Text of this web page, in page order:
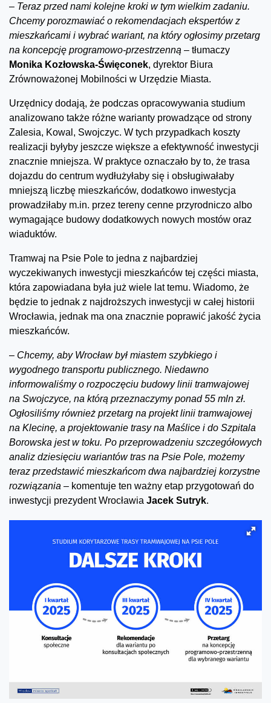
– Teraz przed nami kolejne kroki w tym wielkim zadaniu.
Chcemy porozmawiać o rekomendacjach ekspertów z
mieszkańcami i wybrać wariant, na który ogłosimy przetarg
na koncepcję programowo-przestrzenną – tłumaczy
Monika Kozłowska-Święconek, dyrektor Biura
Zrównoważonej Mobilności w Urzędzie Miasta.
Urzędnicy dodają, że podczas opracowywania studium
analizowano także różne warianty prowadzące od strony
Zalesia, Kowal, Swojczyc. W tych przypadkach koszty
realizacji byłyby jeszcze większe a efektywność inwestycji
znacznie mniejsza. W praktyce oznaczało by to, że trasa
dojazdu do centrum wydłużyłaby się i obsługiwałaby
mniejszą liczbę mieszkańców, dodatkowo inwestycja
prowadziłaby m.in. przez tereny cenne przyrodniczo albo
wymagające budowy dodatkowych nowych mostów oraz
wiaduktów.
Tramwaj na Psie Pole to jedna z najbardziej
wyczekiwanych inwestycji mieszkańców tej części miasta,
która zapowiadana była już wiele lat temu. Wiadomo, że
będzie to jednak z najdroższych inwestycji w całej historii
Wrocławia, jednak ma ona znacznie poprawić jakość życia
mieszkańców.
– Chcemy, aby Wrocław był miastem szybkiego i
wygodnego transportu publicznego. Niedawno
informowaliśmy o rozpoczęciu budowy linii tramwajowej
na Swojczyce, na którą przeznaczymy ponad 55 mln zł.
Ogłosiliśmy również przetarg na projekt linii tramwajowej
na Klecinę, a projektowanie trasy na Maślice i do Szpitala
Borowska jest w toku. Po przeprowadzeniu szczegółowych
analiz dziesięciu wariantów tras na Psie Pole, możemy
teraz przedstawić mieszkańcom dwa najbardziej korzystne
rozwiązania – komentuje ten ważny etap przygotowań do
inwestycji prezydent Wrocławia Jacek Sutryk.